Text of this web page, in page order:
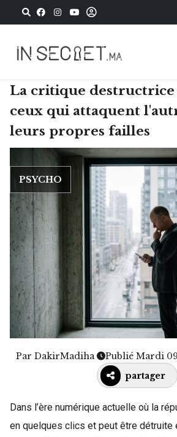
La critique destructrice
ceux qui attaquent
leurs propres failles
PSYCHO
Par DakirMadiha
Publié Mardi
partager
Dans l’ère numérique actuelle où la
en quelques clics et peut être détruite